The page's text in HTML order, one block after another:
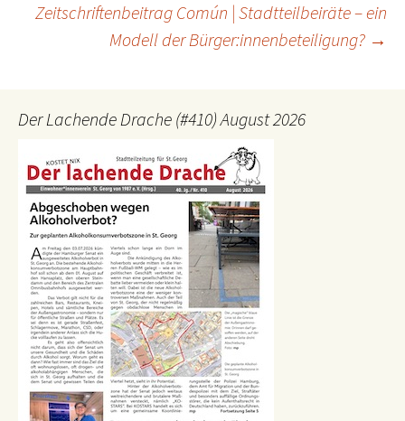
Zeitschriftenbeitrag Común | Stadtteilbeiräte – ein
Modell der Bürger:innenbeteiligung? →
Der Lachende Drache (#410) August 2026